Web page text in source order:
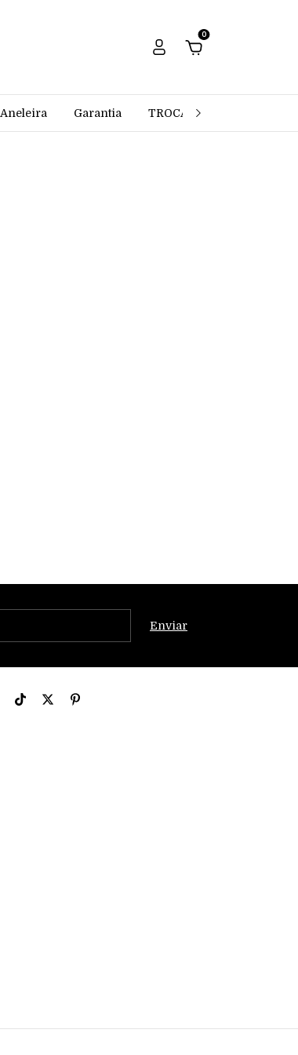
0
Aneleira Garantia TROCAS E DEVOLUÇÕES